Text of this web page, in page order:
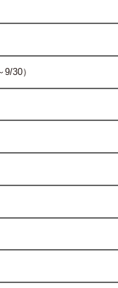
9/30）